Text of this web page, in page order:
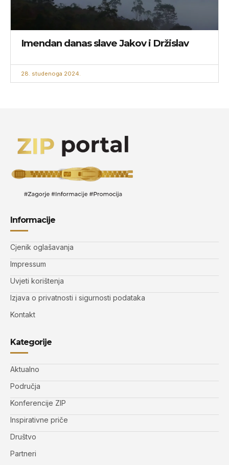
Imendan danas slave Jakov i Držislav
28. studenoga 2024.
Informacije
Cjenik oglašavanja
Impressum
Uvjeti korištenja
Izjava o privatnosti i sigurnosti podataka
Kontakt
Kategorije
Aktualno
Područja
Konferencije ZIP
Inspirativne priče
Društvo
Partneri